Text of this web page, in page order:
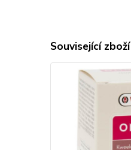
Související zboží